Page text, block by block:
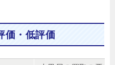
価・低評価